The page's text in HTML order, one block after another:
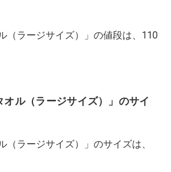
（ラージサイズ）」の値段は、110
オル（ラージサイズ）」のサイ
（ラージサイズ）」のサイズは、